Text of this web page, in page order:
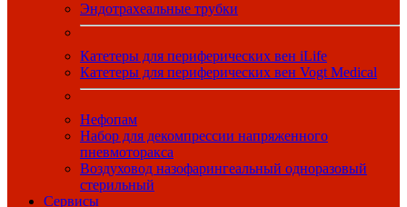
Эндотрахеальные трубки
Катетеры для периферических вен iLife
Катетеры для периферических вен Vogt Medical
Нефопам
Набор для декомпрессии напряженного
пневмоторакса
Воздуховод назофарингеальный одноразовый
стерильный
Сервисы